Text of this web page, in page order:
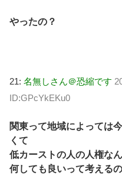
やったの？
21: 名無しさん＠恐縮です
ID:GPcYkEKu0
関東って地域によっては
くて
低カーストの人の人権な
何しても良いって考える